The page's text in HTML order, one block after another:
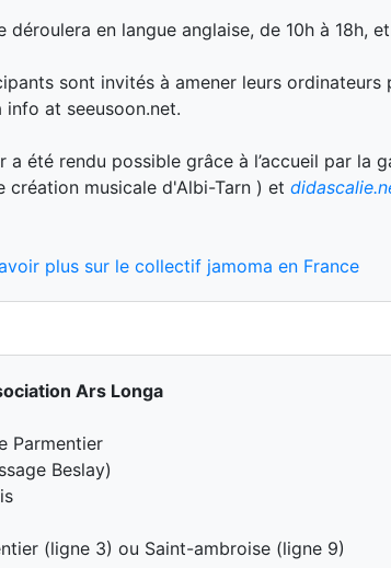
déroulera en langue anglaise, de 10h à 18h,
sont invités à amener leurs
info at seeusoon.net.
a été rendu possible grâce à l’accueil par la
création musicale d'Albi-Tarn ) et
plus sur le collectif jamoma en France
Ars Longa
Parmentier
Beslay)
(ligne 3) ou Saint-ambroise (ligne 9)